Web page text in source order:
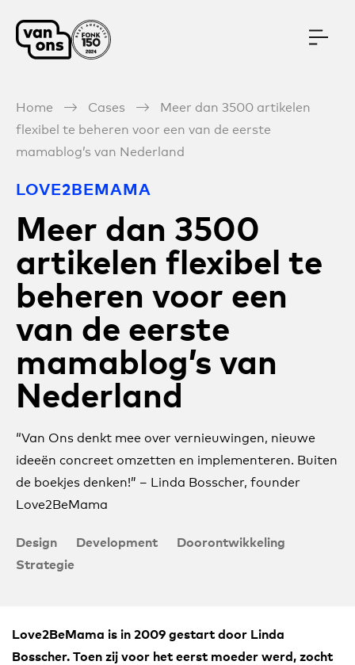
Home Cases
Meer dan 3500 artikelen
flexibel te beheren voor een van de eerste
mamablog’s van Nederland
LOVE2BEMAMA
Meer dan 3500
artikelen flexibel te
beheren voor een
van de eerste
mamablog’s van
Nederland
“Van Ons denkt mee over vernieuwingen, nieuwe
ideeën concreet omzetten en implementeren. Buiten
de boekjes denken!” – Linda Bosscher, founder
Love2BeMama
Design Development
Doorontwikkeling
Strategie
Love2BeMama is in 2009 gestart door Linda
Bosscher. Toen zij voor het eerst moeder werd, zocht